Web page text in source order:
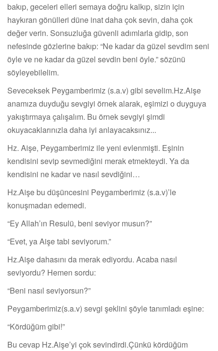
bakıp, geceleri elleri semaya doğru kalkıp, sizin için
haykıran gönülleri düne inat daha çok sevin, daha çok
değer verin. Sonsuzluğa güvenli adımlarla gidip, son
nefesinde gözlerine bakıp: “Ne kadar da güzel sevdim seni
öyle ve ne kadar da güzel sevdin beni öyle.” sözünü
söyleyebilelim.
Seveceksek Peygamberimiz (s.a.v) gibi sevelim.Hz.Aişe
anamıza duyduğu sevgiyi örnek alarak, eşimizi o duyguya
yakıştırmaya çalışalım. Bu örnek sevgiyi şimdi
okuyacaklarınızla daha iyi anlayacaksınız...
Hz. Aişe, Peygamberimiz ile yeni evlenmişti. Eşinin
kendisini sevip sevmediğini merak etmekteydi. Ya da
kendisini ne kadar ve nasıl sevdiğini…
Hz.Aişe bu düşüncesini Peygamberimiz (s.a.v)’le
konuşmadan edemedi.
“Ey Allah’ın Resulü, beni seviyor musun?”
“Evet, ya Aişe tabi seviyorum.”
Hz.Aişe dahasını da merak ediyordu. Acaba nasıl
seviyordu? Hemen sordu:
“Beni nasıl seviyorsun?”
Peygamberimiz(s.a.v) sevgi şeklini şöyle tanımladı eşine:
“Kördüğüm gibi!”
Bu cevap Hz.Aişe’yi çok sevindirdi.Çünkü kördüğüm